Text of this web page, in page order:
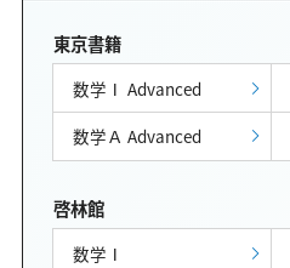
東京書籍
数学Ⅰ Advanced
数学Ａ Advanced
啓林館
数学Ⅰ